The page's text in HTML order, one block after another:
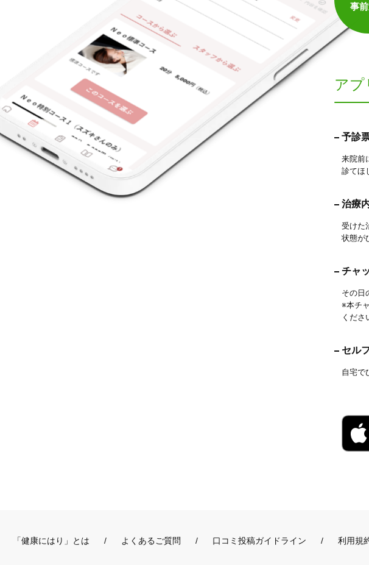
事
アプ
予診
来院前
診てほ
治療
受けた
状態が
チャ
その日
※本チ
くださ
セル
自宅で
「健康にはり」とは よくあるご質問 口コミ投稿ガイドライン 利用規